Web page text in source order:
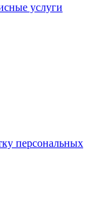
услуги
персональных